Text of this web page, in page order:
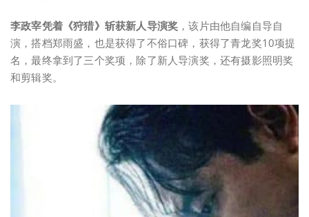
李政宰凭着《狩猎》斩获新人导演奖 ，该片由他自编自导自
演，搭档郑雨盛，也是获得了不俗口碑，获得了青龙奖10项提
名，最终拿到了三个奖项，除了新人导演奖，还有摄影照明奖
和剪辑奖。